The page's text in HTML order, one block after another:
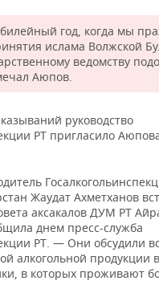
год, когда мы
ислама Волжской
ведомству
Аюпов.
руководство
РТ пригласило
Жаудат Ахметханов
аксакалов ДУМ РТ
днем пресс-служба
РТ. — Они обсудили
алкогольной продукции
в которых проживают